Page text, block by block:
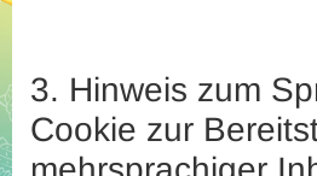
3. Hinweis zum
Cookie zur